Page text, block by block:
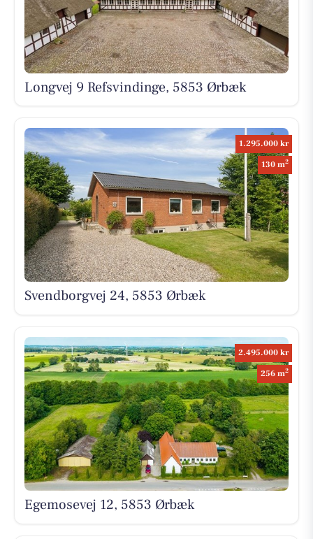
Longvej 9 Refsvindinge, 5853 Ørbæk
1.295.000 kr
130 m2
Svendborgvej 24, 5853 Ørbæk
2.495.000 kr
256 m2
Egemosevej 12, 5853 Ørbæk